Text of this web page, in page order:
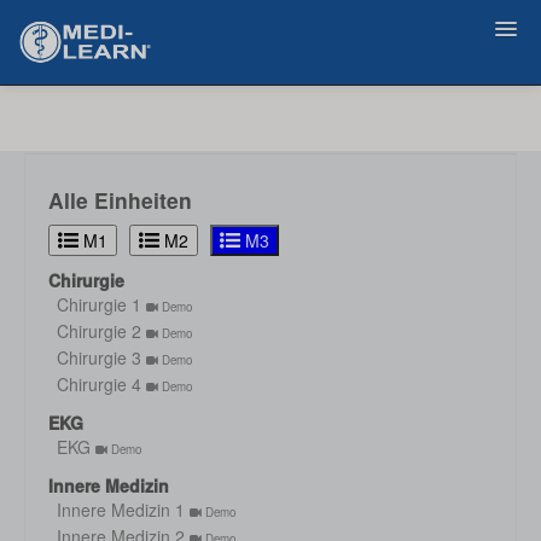
Alle Einheiten
M1 M2
M3
Chirurgie
Chirurgie 1
Demo
Chirurgie 2 Demo
Chirurgie 3 Demo
Chirurgie 4 Demo
EKG
EKG
Demo
Innere Medizin
Innere Medizin 1
Demo
Innere Medizin 2